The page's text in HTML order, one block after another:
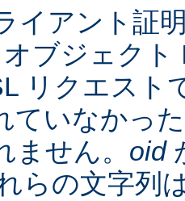
イアント証
ブジェクト
リクエスト
ていなかっ
ません。 oid
らの文字列